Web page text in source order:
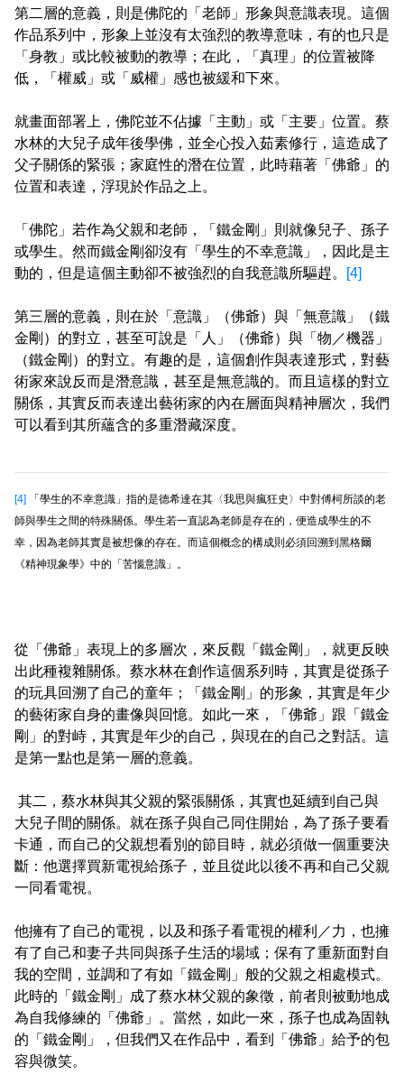
第二層的意義，則是佛陀的「老師」形象與意識表現。這個
作品系列中，形象上並沒有太強烈的教導意味，有的也只是
「身教」或比較被動的教導；在此，「真理」的位置被降
低，「權威」或「威權」感也被緩和下來。
就畫面部署上，佛陀並不佔據「主動」或「主要」位置。蔡
水林的大兒子成年後學佛，並全心投入茹素修行，這造成了
父子關係的緊張；家庭性的潛在位置，此時藉著「佛爺」的
位置和表達，浮現於作品之上。
「佛陀」若作為父親和老師，「鐵金剛」則就像兒子、孫子
或學生。然而鐵金剛卻沒有「學生的不幸意識」，因此是主
動的，但是這個主動卻不被強烈的自我意識所驅趕。
[4]
第三層的意義，則在於「意識」（佛爺）與「無意識」（鐵
金剛）的對立，甚至可說是「人」（佛爺）與「物／機器」
（鐵金剛）的對立。有趣的是，這個創作與表達形式，對藝
術家來說反而是潛意識，甚至是無意識的。而且這樣的對立
關係，其實反而表達出藝術家的內在層面與精神層次，我們
可以看到其所蘊含的多重潛藏深度。
[4] 「學生的不幸意識」指的是德希達在其〈我思與瘋狂史〉中對傅柯所談的老
師與學生之間的特殊關係。學生若一直認為老師是存在的，便造成學生的不
幸，因為老師其實是被想像的存在。而這個概念的構成則必須回溯到黑格爾
《精神現象學》中的「苦惱意識」。
從「佛爺」表現上的多層次，來反觀「鐵金剛」，就更反映
出此種複雜關係。蔡水林在創作這個系列時，其實是從孫子
的玩具回溯了自己的童年；「鐵金剛」的形象，其實是年少
的藝術家自身的畫像與回憶。如此一來，「佛爺」跟「鐵金
剛」的對峙，其實是年少的自己，與現在的自己之對話。這
是第一點也是第一層的意義。
其二，蔡水林與其父親的緊張關係，其實也延續到自己與
大兒子間的關係。就在孫子與自己同住開始，為了孫子要看
卡通，而自己的父親想看別的節目時，就必須做一個重要決
斷：他選擇買新電視給孫子，並且從此以後不再和自己父親
一同看電視。
他擁有了自己的電視，以及和孫子看電視的權利／力，也擁
有了自己和妻子共同與孫子生活的場域；保有了重新面對自
我的空間，並調和了有如「鐵金剛」般的父親之相處模式。
此時的「鐵金剛」成了蔡水林父親的象徵，前者則被動地成
為自我修練的「佛爺」。當然，如此一來，孫子也成為固執
的「鐵金剛」，但我們又在作品中，看到「佛爺」給予的包
容與微笑。